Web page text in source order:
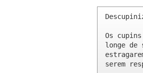
Os
longe de
serem